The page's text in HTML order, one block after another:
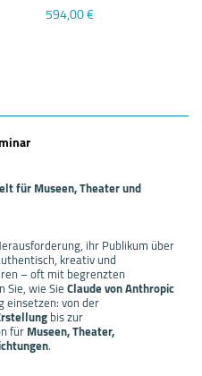
594,00 €
für Museen, Theater und
ihr Publikum über
kreativ und
– oft mit begrenzten
Sie, wie SieClaude von Anthropic
von der
bis zur
fürMuseen, Theater,
.